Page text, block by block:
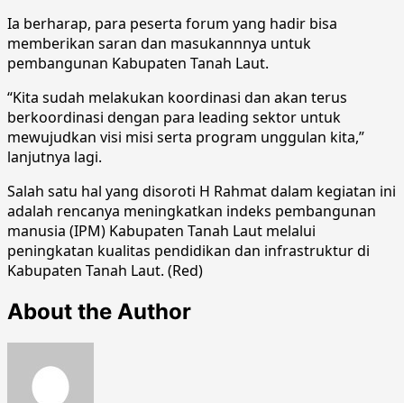
Ia berharap, para peserta forum yang hadir bisa
memberikan saran dan masukannnya untuk
pembangunan Kabupaten Tanah Laut.
“Kita sudah melakukan koordinasi dan akan terus
berkoordinasi dengan para leading sektor untuk
mewujudkan visi misi serta program unggulan kita,”
lanjutnya lagi.
Salah satu hal yang disoroti H Rahmat dalam kegiatan ini
adalah rencanya meningkatkan indeks pembangunan
manusia (IPM) Kabupaten Tanah Laut melalui
peningkatan kualitas pendidikan dan infrastruktur di
Kabupaten Tanah Laut. (Red)
About the Author